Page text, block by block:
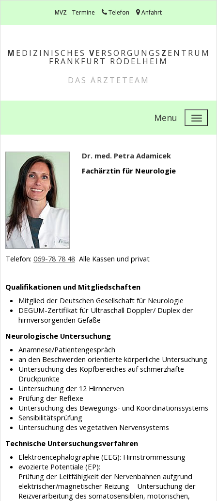
MVZ Termine Telefon Anfahrt
M EDIZINISCHES VERSORGUNGS Z ENTRUM
FRANKFURT RÖDELHEIM
DAS ÄRZTETEAM
Menu
Dr. med. Petra Adamicek
Fachärztin für Neurologie
Telefon: 069-78 78 48 Alle Kassen und privat
Qualifikationen und Mitgliedschaften
Mitglied der Deutschen Gesellschaft für Neurologie
DEGUM-Zertifikat für Ultraschall Doppler/ Duplex der
hirnversorgenden Gefäße
Neurologische Untersuchung
Anamnese/Patientengespräch
an den Beschwerden orientierte körperliche Untersuchung
Untersuchung des Kopfbereiches auf schmerzhafte
Druckpunkte
Untersuchung der 12 Hirnnerven
Prüfung der Reflexe
Untersuchung des Bewegungs- und Koordinationssystems
Sensibilitätsprüfung
Untersuchung des vegetativen Nervensystems
Technische Untersuchungsverfahren
Elektroencephalographie (EEG): Hirnstrommessung
evozierte Potentiale (EP):
Prüfung der Leitfähigkeit der Nervenbahnen aufgrund
elektrischer/magnetischer Reizung Untersuchung der
Reizverarbeitung des somatosensiblen, motorischen,